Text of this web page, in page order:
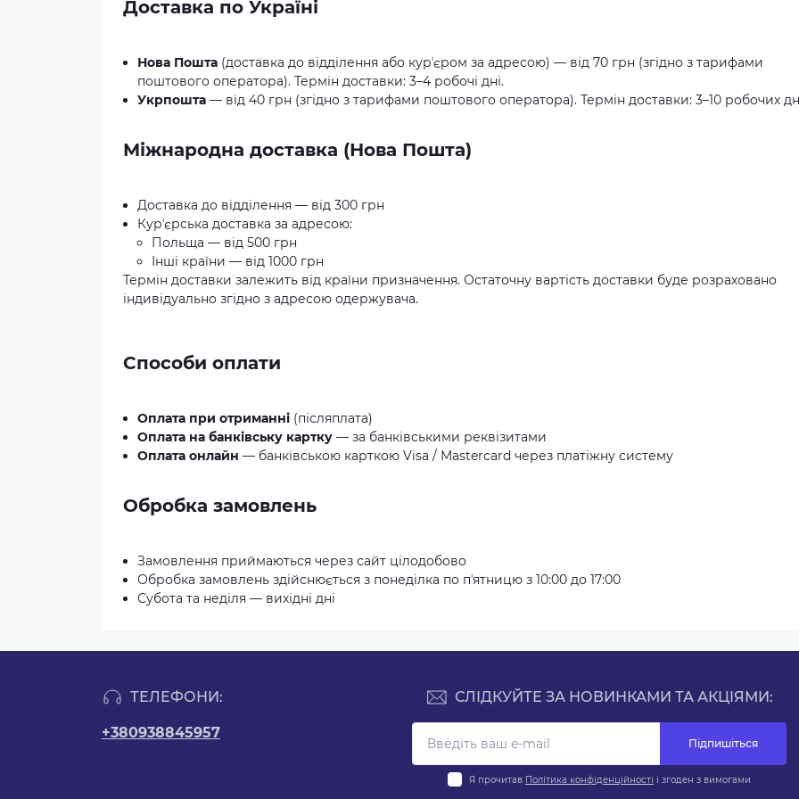
Доставка по Україні
Нова Пошта (доставка до відділення або курʼєром за адресою) — від 70 грн (згідно з тарифами
поштового оператора). Термін доставки: 3–4 робочі дні.
Укрпошта — від 40 грн (згідно з тарифами поштового оператора). Термін доставки: 3–10 робочих
Міжнародна доставка (Нова Пошта)
Доставка до відділення — від 300 грн
Курʼєрська доставка за адресою:
Польща — від 500 грн
Інші країни — від 1000 грн
Термін доставки залежить від країни призначення. Остаточну вартість доставки буде розраховано
індивідуально згідно з адресою одержувача.
Способи оплати
Оплата при отриманні (післяплата)
Оплата на банківську картку — за банківськими реквізитами
Оплата онлайн — банківською карткою Visa / Mastercard через платіжну систему
Обробка замовлень
Замовлення приймаються через сайт цілодобово
Обробка замовлень здійснюється з понеділка по пʼятницю з 10:00 до 17:00
Субота та неділя — вихідні дні
ТЕЛЕФОНИ:
+380938845957
СЛІДКУЙТЕ ЗА НОВИНКАМИ ТА АКЦІЯМИ:
Підпишіться
Я прочитав Політика конфіденційності і згоден з вимогами